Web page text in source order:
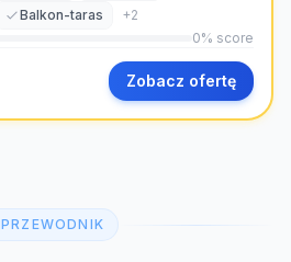
Balkon-taras +2
0% score
Zobacz ofertę
PRZEWODNIK